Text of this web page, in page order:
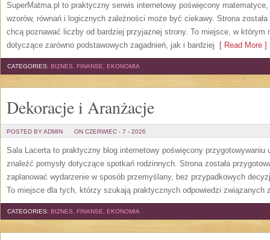
SuperMatma.pl to praktyczny serwis internetowy poświęcony
wzorów, równań i logicznych zależności może być ciekawy. Strona
chcą poznawać liczby od bardziej przyjaznej strony. To miejsce, w którym
dotyczące zarówno podstawowych zagadnień, jak i bardziej [ Read More ]
CATEGORIES: BIZNES, FINANSE, EKONOMIA
Dekoracje i Aranżacje
POSTED BY ADMIN ON CZERWIEC - 7 - 2026
Sala Lacerta to praktyczny blog internetowy poświęcony
znaleźć pomysły dotyczące spotkań rodzinnych. Strona została
zaplanować wydarzenie w sposób przemyślany, bez przypadkowych
To miejsce dla tych, którzy szukają praktycznych odpowiedzi związanych
CATEGORIES: BIZNES, FINANSE, EKONOMIA